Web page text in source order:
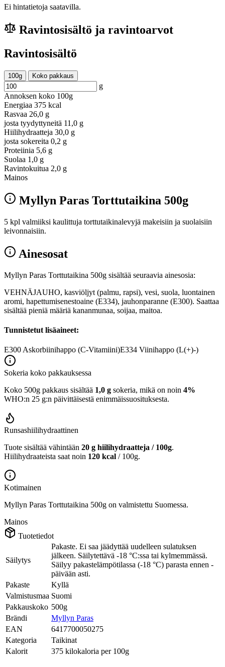
Ei hintatietoja saatavilla.
Ravintosisältö ja ravintoarvot
Ravintosisältö
100g Koko pakkaus
g
Annoksen koko 100g
Energiaa 375 kcal
Rasvaa 26,0 g
josta tyydyttyneitä 11,0 g
Hiilihydraatteja 30,0 g
josta sokereita 0,2 g
Proteiinia 5,6 g
Suolaa 1,0 g
Ravintokuitua 2,0 g
Mainos
Myllyn Paras Torttutaikina 500g
5 kpl valmiiksi kaulittuja torttutaikinalevyjä makeisiin ja suolaisiin
leivonnaisiin.
Ainesosat
Myllyn Paras Torttutaikina 500g sisältää seuraavia ainesosia:
VEHNÄJAUHO, kasviöljyt (palmu, rapsi), vesi, suola, luontainen
aromi, hapettumisenestoaine (E334), jauhonparanne (E300). Saattaa
sisältää pieniä määriä kananmunaa, soijaa, maitoa.
Tunnistetut lisäaineet:
E300 Askorbiinihappo (C-Vitamiini)E334 Viinihappo (L(+)-)
Sokeria koko pakkauksessa
Koko 500g pakkaus sisältää 1,0 g sokeria, mikä on noin 4%
WHO:n 25 g:n päivittäisestä enimmäissuosituksesta.
Runsashiilihydraattinen
Tuote sisältää vähintään 20 g hiilihydraatteja / 100g.
Hiilihydraateista saat noin 120 kcal / 100g.
Kotimainen
Myllyn Paras Torttutaikina 500g on valmistettu Suomessa.
Mainos
Tuotetiedot
Säilytys
Pakaste. Ei saa jäädyttää uudelleen sulatuksen
jälkeen. Säilytettävä -18 °C:ssa tai kylmemmässä.
Säilyy pakastelämpötilassa (-18 °C) parasta ennen -
päivään asti.
Pakaste
Kyllä
Valmistusmaa Suomi
Pakkauskoko 500g
Brändi
Myllyn Paras
EAN
6417700050275
Kategoria
Taikinat
Kalorit
375 kilokaloria per 100g